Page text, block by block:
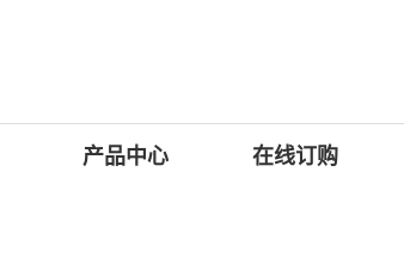
产品中心 在线订购